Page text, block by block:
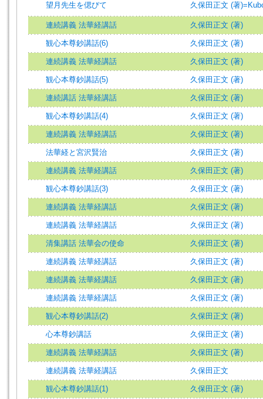
望月先生を偲びて 久保田正文 (著
連続講義 法華経講話 久保田正文 (著)
観心本尊鈔講話(6) 久保田正文 (著)
連続講義 法華経講話 久保田正文 (著)
観心本尊鈔講話(5) 久保田正文 (著)
連続講話 法華経講話 久保田正文 (著)
観心本尊鈔講話(4) 久保田正文 (著)
連続講義 法華経講話 久保田正文 (著)
法華経と宮沢賢治 久保田正文 (著)
連続講義 法華経講話 久保田正文 (著)
観心本尊鈔講話(3) 久保田正文 (著)
連続講義 法華経講話 久保田正文 (著)
連続講義 法華経講話 久保田正文 (著)
清集講話 法華会の使命 久保田正文 (著)
連続講義 法華経講話 久保田正文 (著)
連続講義 法華経講話 久保田正文 (著)
連続講義 法華経講話 久保田正文 (著)
観心本尊鈔講話(2) 久保田正文 (著)
心本尊鈔講話 久保田正文 (著)
連続講義 法華経講話 久保田正文 (著)
連続講義 法華経講話 久保田正文
観心本尊鈔講話(1) 久保田正文 (著)